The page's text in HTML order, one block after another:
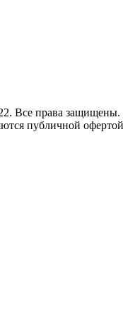
Все права защищены.
публичной офертой